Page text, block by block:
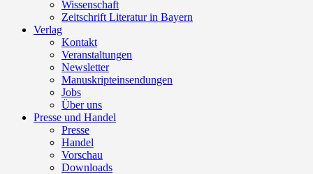
Wissenschaft
Zeitschrift Literatur in Bayern
Verlag
Kontakt
Veranstaltungen
Newsletter
Manuskripteinsendungen
Jobs
Über uns
Presse und Handel
Presse
Handel
Vorschau
Downloads